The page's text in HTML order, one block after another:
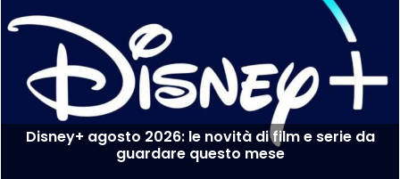
Disney+ agosto 2026: le novità di film e serie da
guardare questo mese